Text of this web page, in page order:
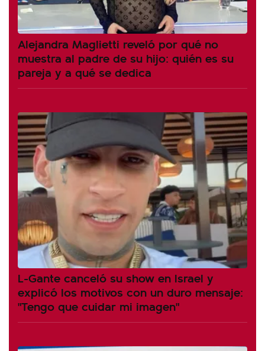
Alejandra Maglietti reveló por qué no
muestra al padre de su hijo: quién es su
pareja y a qué se dedica
L-Gante canceló su show en Israel y
explicó los motivos con un duro mensaje:
"Tengo que cuidar mi imagen"